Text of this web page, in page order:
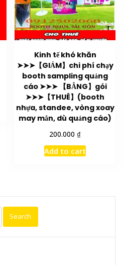
Kinh tế khó khăn
➤➤➤【GIẢM】chi phí chạy
booth sampling quảng
cáo ➤➤➤ 【BẰNG】gói
➤➤➤【THUÊ】(booth
nhựa, standee, vòng xoay
may mắn, dù quảng cáo)
200.000 ₫
Add to cart
Search